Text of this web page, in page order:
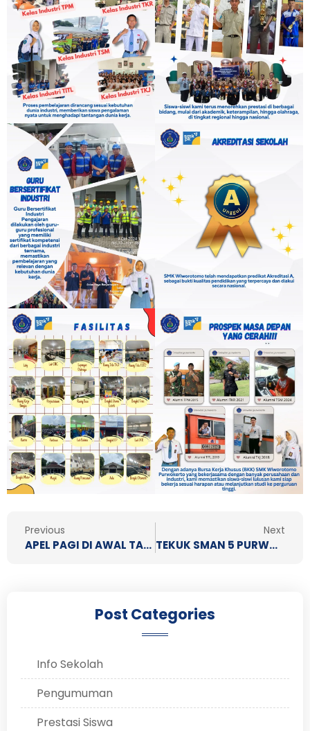
Prev
Previous
APEL PAGI DI AWAL TAHUN 2025 SEMANGAT MENYAMBUT PEMBELAJARAN
Next
TEKUK SMAN 5 PURWOKERTO,TIM SMK WIWOROTOMO (A) MELAJU KE BABAK FINAL ASEGA CUP I
Post Categories
Info Sekolah
Pengumuman
Prestasi Siswa